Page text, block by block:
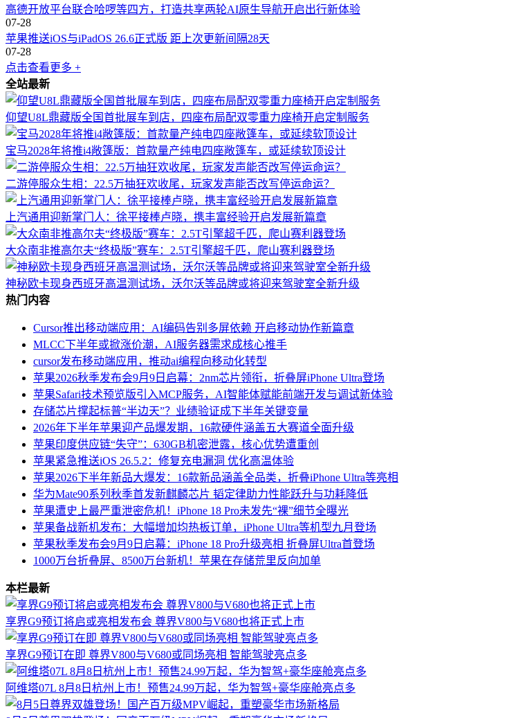
高德开放平台联合哈啰等四方，打造共享两轮AI原生导航开启出行新体验
07-28
苹果推送iOS与iPadOS 26.6正式版 距上次更新间隔28天
07-28
点击查看更多 +
全站最新
仰望U8L鼎藏版全国首批展车到店，四座布局配双零重力座椅开启定制服务
宝马2028年将推i4敞篷版：首款量产纯电四座敞篷车，或延续软顶设计
二游停服众生相：22.5万抽狂欢收尾，玩家发声能否改写停运命运？
上汽通用迎新掌门人：徐平接棒卢晓，携丰富经验开启发展新篇章
大众南非推高尔夫“终极版”赛车：2.5T引擎超千匹，爬山赛利器登场
神秘欧卡现身西班牙高温测试场，沃尔沃等品牌或将迎来驾驶室全新升级
热门内容
Cursor推出移动端应用：AI编码告别多屏依赖 开启移动协作新篇章
MLCC下半年或掀涨价潮，AI服务器需求成核心推手
cursor发布移动端应用，推动ai编程向移动化转型
苹果2026秋季发布会9月9日启幕：2nm芯片领衔，折叠屏iPhone Ultra登场
苹果Safari技术预览版引入MCP服务，AI智能体赋能前端开发与调试新体验
存储芯片撑起标普“半边天”？业绩验证成下半年关键变量
2026年下半年苹果迎产品爆发期，16款硬件涵盖五大赛道全面升级
苹果印度供应链“失守”：630GB机密泄露，核心优势遭重创
苹果紧急推送iOS 26.5.2：修复充电漏洞 优化高温体验
苹果2026下半年新品大爆发：16款新品涵盖全品类，折叠iPhone Ultra等亮相
华为Mate90系列秋季首发新麒麟芯片 韬定律助力性能跃升与功耗降低
苹果遭史上最严重泄密危机！iPhone 18 Pro未发先“裸”细节全曝光
苹果备战新机发布：大幅增加均热板订单，iPhone Ultra等机型九月登场
苹果秋季发布会9月9日启幕：iPhone 18 Pro升级亮相 折叠屏Ultra首登场
1000万台折叠屏、8500万台新机！苹果在存储荒里反向加单
本栏最新
享界G9预订将启或亮相发布会 尊界V800与V680也将正式上市
享界G9预订在即 尊界V800与V680或同场亮相 智能驾驶亮点多
阿维塔07L 8月8日杭州上市！预售24.99万起，华为智驾+豪华座舱亮点多